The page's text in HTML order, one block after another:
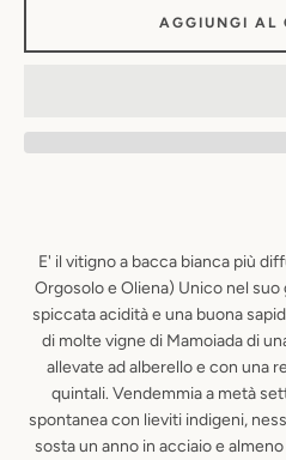
E' il vitigno a bacca bianca più
Orgosolo e Oliena) Unico nel
spiccata acidità e una buona
di molte vigne di Mamoiada di
allevate ad alberello e con una
quintali. Vendemmia a metà
spontanea con lieviti indigeni,
sosta un anno in acciaio e
AGGIUNGI AL